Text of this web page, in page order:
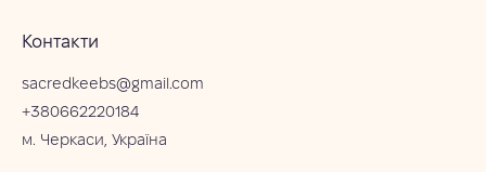
Контакти
sacredkeebs@gmail.com
+380662220184
м. Черкаси, Україна